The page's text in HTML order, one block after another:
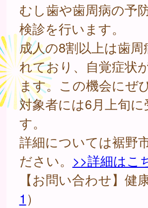
むし歯や歯周病の予
検診を行います。
成人の8割以上は歯
れており、自覚症状
ます。この機会にぜ
対象者には6月上旬
す。
詳細については裾野
ださい。 >>詳細はこ
【お問い合わせ】健
1 ）